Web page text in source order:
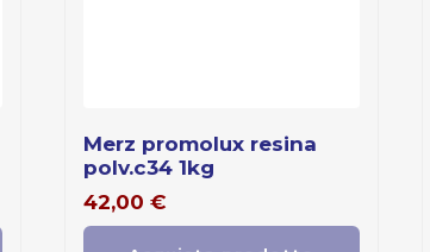
merz promolux resina
polv.c34 1kg
42,00 €